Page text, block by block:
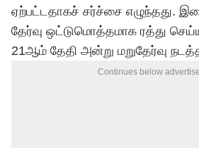
ஏற்பட்டதாகச் சர்ச்சை எழுந்தது.
தேர்வு ஒட்டுமொத்தமாக ரத்து
21ஆம் தேதி அன்று மறுதேர்வு
Continues below